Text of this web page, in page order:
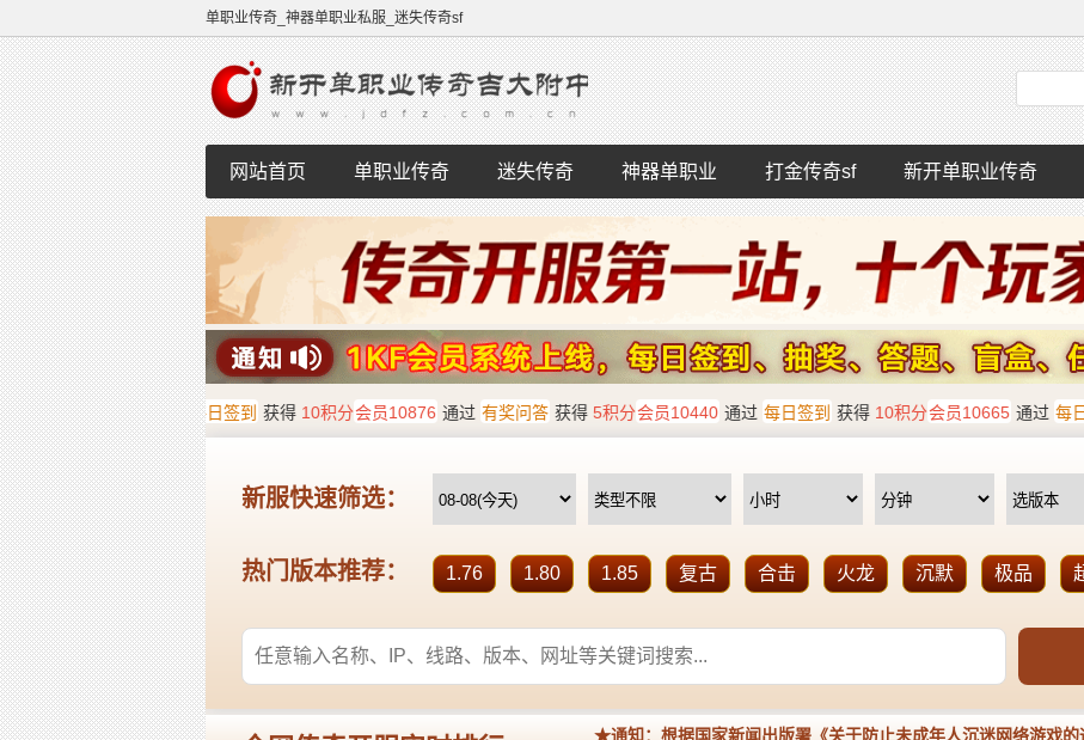
单职业传奇_神器单职业私服_迷失传奇sf
网站首页 单职业传奇 迷失传奇 神器单职业 打金传奇sf 新开单职业传奇